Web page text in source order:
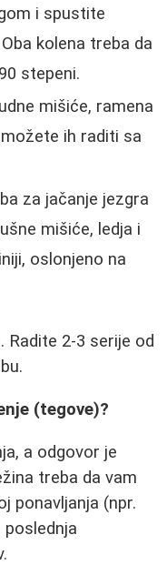
i spustite
kolena treba da
stepeni.
mišiće, ramena
ih raditi sa
za jačanje jezgra
mišiće, ledja i
oslonjeno na
Radite 2-3 serije od
(tegove)?
a odgovor je
treba da vam
ponavljanja (npr.